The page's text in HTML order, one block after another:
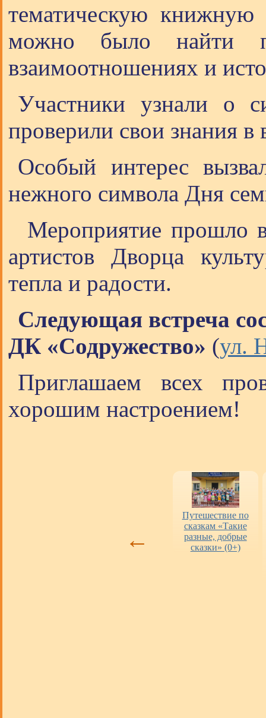
тематическую книжную
можно было найти
взаимоотношениях и
Участники узнали о
проверили свои знания
Особый интерес
нежного символа Дня
Мероприятие прошло
артистов Дворца
тепла и радости.
Следующая встреча
ДК «Содружество» (ул.
Приглашаем всех
хорошим настроением!
←
Путешествие по
сказкам «Такие
разные, добрые
сказки» (0+)